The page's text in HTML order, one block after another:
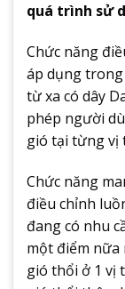
quá trình sử
Chức năng
áp dụng
từ xa có dây
phép người
gió tại từng vị
Chức năng
điều chỉnh
đang có nhu
một điểm nữa
gió thổi ở 1 vị